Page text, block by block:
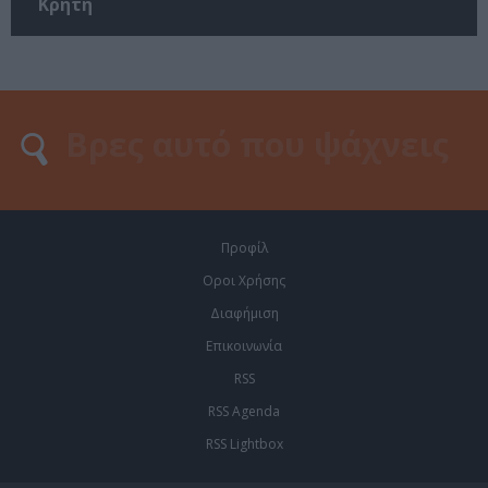
Προφίλ
Οροι Χρήσης
Διαφήμιση
Επικοινωνία
RSS
RSS Agenda
RSS Lightbox